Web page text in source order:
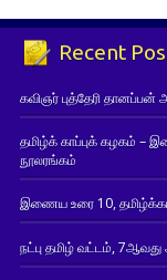
Recent
கவிஞர் புத்தேரி தானப்பன்
தமிழ்க் காப்புக் கழகம்
நூலரங்கம்
இணைய உரை 10,
நட்பு தமிழ் வட்டம்,